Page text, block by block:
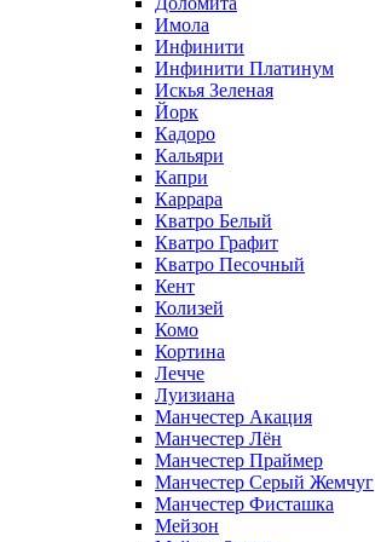
Имола
Инфинити
Инфинити Платинум
Искья Зеленая
Йорк
Кадоро
Кальяри
Капри
Каррара
Кватро Белый
Кватро Графит
Кватро Песочный
Кент
Колизей
Комо
Кортина
Лечче
Луизиана
Манчестер Акация
Манчестер Лён
Манчестер Праймер
Манчестер Серый Жемчуг
Манчестер Фисташка
Мейзон